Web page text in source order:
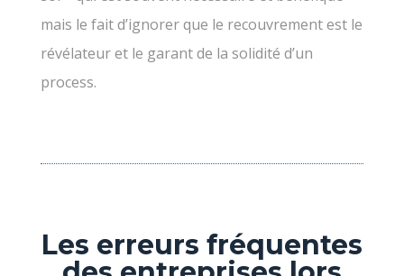
mais le fait d’ignorer que le recouvrement est le
révélateur et le garant de la solidité d’un
process.
Les erreurs fréquentes